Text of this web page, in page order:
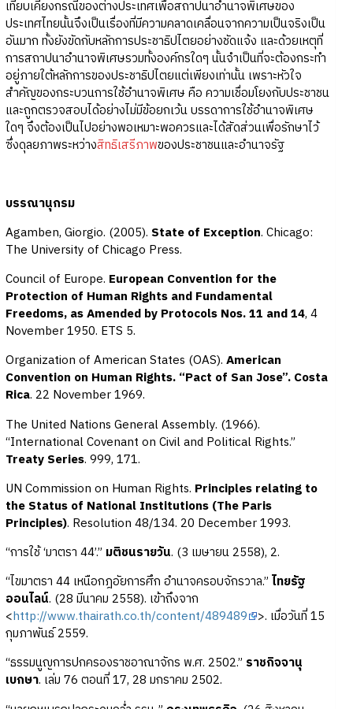
เทียบเคียงกรณีของต่างประเทศเพื่อสถาปนาอำนาจพิเศษของ
ประเทศไทยนั้นจึงเป็นเรื่องที่มีความคลาดเคลื่อนจากความเป็นจริงเป็น
อันมาก ทั้งยังขัดกับหลักการประชาธิปไตยอย่างชัดแจ้ง และด้วยเหตุที่
การสถาปนาอำนาจพิเศษรวมทั้งองค์กรใดๆ นั้นจำเป็นที่จะต้องกระทำ
อยู่ภายใต้หลักการของประชาธิปไตยแต่เพียงเท่านั้น เพราะหัวใจ
สำคัญของกระบวนการใช้อำนาจพิเศษ คือ ความเชื่อมโยงกับประชาชน
และถูกตรวจสอบได้อย่างไม่มีข้อยกเว้น บรรดาการใช้อำนาจพิเศษ
ใดๆ จึงต้องเป็นไปอย่างพอเหมาะพอควรและได้สัดส่วนเพื่อรักษาไว้
ซึ่งดุลยภาพระหว่างสิทธิเสรีภาพของประชาชนและอำนาจรัฐ
บรรณานุกรม
Agamben, Giorgio. (2005). State of Exception. Chicago:
The University of Chicago Press.
Council of Europe. European Convention for the
Protection of Human Rights and Fundamental
Freedoms, as Amended by Protocols Nos. 11 and 14, 4
November 1950. ETS 5.
Organization of American States (OAS). American
Convention on Human Rights. “Pact of San Jose”. Costa
Rica. 22 November 1969.
The United Nations General Assembly. (1966).
“International Covenant on Civil and Political Rights.”
Treaty Series. 999, 171.
UN Commission on Human Rights. Principles relating to
the Status of National Institutions (The Paris
Principles). Resolution 48/134. 20 December 1993.
“การใช้ ‘มาตรา 44’.” มติชนรายวัน. (3 เมษายน 2558), 2.
“ไขมาตรา 44 เหนือกฎอัยการศึก อำนาจครอบจักรวาล.” ไทยรัฐ
ออนไลน์. (28 มีนาคม 2558). เข้าถึงจาก
<http://www.thairath.co.th/content/489489 >. เมื่อวันที่ 15
กุมภาพันธ์ 2559.
“ธรรมนูญการปกครองราชอาณาจักร พ.ศ. 2502.” ราชกิจจานุ
เบกษา. เล่ม 76 ตอนที่ 17, 28 มกราคม 2502.